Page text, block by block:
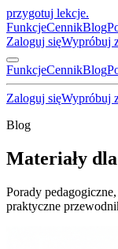
przygotuj lekcje.
FunkcjeCennikBlog
Zaloguj sięWypróbuj
FunkcjeCennikBlog
Zaloguj sięWypróbuj
Blog
Materiały
Porady
praktyczne